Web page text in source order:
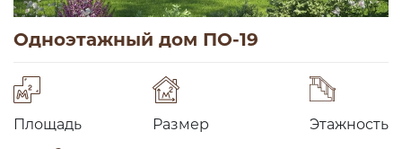
Одноэтажный дом ПО-19
Площадь Размер Этажность